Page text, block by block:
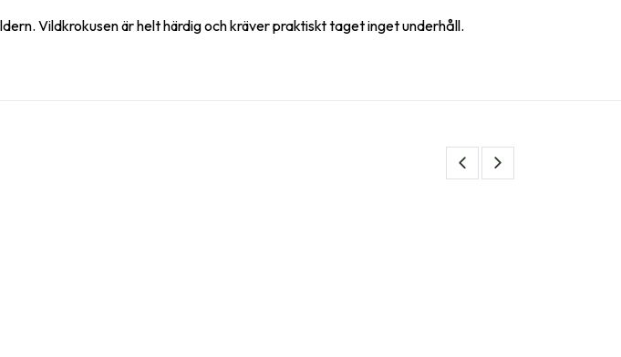
Vildkrokusen är helt härdig och kräver praktiskt taget inget underhåll.